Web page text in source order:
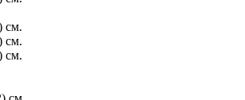
см.
см.
см.